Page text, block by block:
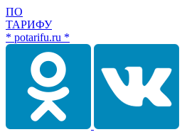
ПО
ТАРИФУ
* potarifu.ru *